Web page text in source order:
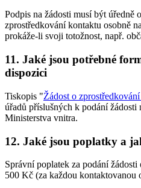
Podpis na žádosti musí být úředně
zprostředkování kontaktu osobně
prokáže-li svoji totožnost, např.
11. Jaké jsou potřebné
dispozici
Tiskopis "Žádost o
úřadů příslušných k podání žádosti
Ministerstva vnitra.
12. Jaké jsou poplatky a
Správní poplatek za podání
500 Kč (za každou kontaktovanou